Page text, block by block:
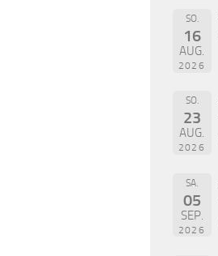
SO.
16
AUG.
2026
SO.
23
AUG.
2026
SA.
05
SEP.
2026